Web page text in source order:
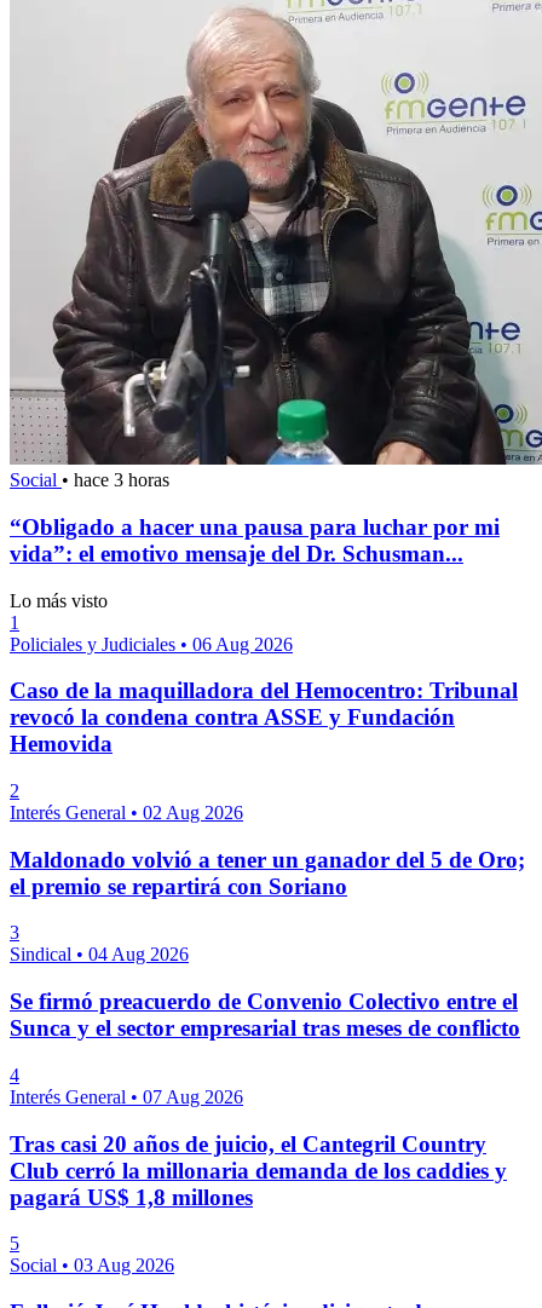
Social • hace 3 horas
“Obligado a hacer una pausa para luchar por mi
vida”: el emotivo mensaje del Dr. Schusman...
Lo más visto
1
Policiales y Judiciales • 06 Aug 2026
Caso de la maquilladora del Hemocentro: Tribunal
revocó la condena contra ASSE y Fundación
Hemovida
2
Interés General • 02 Aug 2026
Maldonado volvió a tener un ganador del 5 de Oro;
el premio se repartirá con Soriano
3
Sindical • 04 Aug 2026
Se firmó preacuerdo de Convenio Colectivo entre el
Sunca y el sector empresarial tras meses de conflicto
4
Interés General • 07 Aug 2026
Tras casi 20 años de juicio, el Cantegril Country
Club cerró la millonaria demanda de los caddies y
pagará US$ 1,8 millones
5
Social • 03 Aug 2026